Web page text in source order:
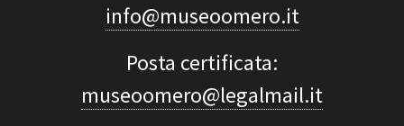
info@museoomero.it
Posta certificata:
museoomero@legalmail.it